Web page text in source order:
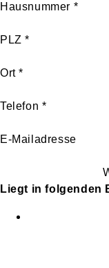
Hausnummer *
PLZ *
Ort*
Telefon *
E-Mailadresse
Liegt in folgenden